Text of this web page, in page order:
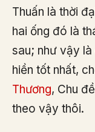
Thuấn là thời
hai ống đó là
sau; như vậy
hiền tốt nhất,
Thương, Chu
theo vậy thôi.